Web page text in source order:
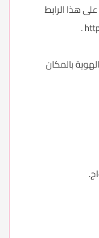
هذا الرابط
.
بالمكان